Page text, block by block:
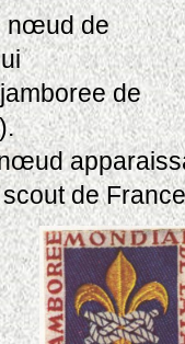
nœud de
de
de